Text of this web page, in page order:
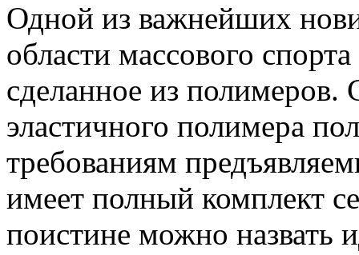
Одной из важнейших
области массового
сделанное из полимеров.
эластичного полимера
требованиям
имеет полный комплект
поистине можно назвать